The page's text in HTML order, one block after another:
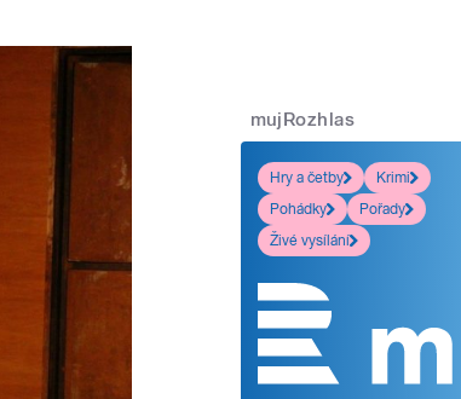
mujRozhlas
Hry a četby
Krimi
Pohádky
Pořady
Živé vysílání